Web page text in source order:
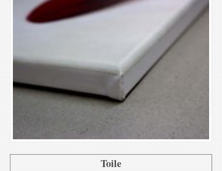
Toile